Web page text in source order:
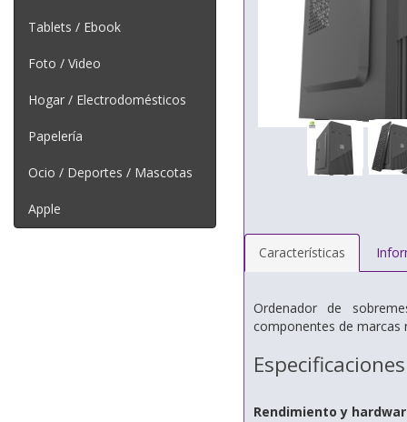
Tablets / Ebook
Foto / Video
Hogar / Electrodomésticos
Papelería
Ocio / Deportes / Mascotas
Apple
Características
Ordenador de
componentes de marcas
Especificaciones
Rendimiento y